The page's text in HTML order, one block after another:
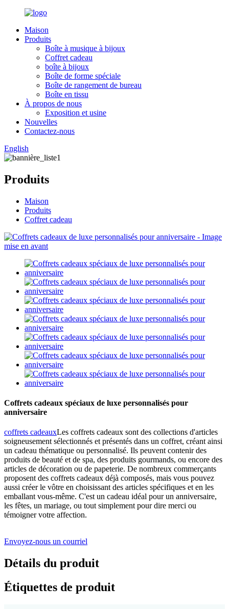
Maison
Produits
Boîte à musique à bijoux
Coffret cadeau
boîte à bijoux
Boîte de forme spéciale
Boîte de rangement de bureau
Boîte en tissu
À propos de nous
Exposition et usine
Nouvelles
Contactez-nous
English
Produits
Maison
Produits
Coffret cadeau
Coffrets cadeaux spéciaux de luxe personnalisés pour
anniversaire
coffrets cadeauxLes coffrets cadeaux sont des collections d'articles
soigneusement sélectionnés et présentés dans un coffret, créant ainsi
un cadeau thématique ou personnalisé. Ils peuvent contenir des
produits de beauté et de spa, des produits gourmands, ou encore des
articles de décoration ou de papeterie. De nombreux commerçants
proposent des coffrets cadeaux déjà composés, mais vous pouvez
aussi créer le vôtre en choisissant des articles spécifiques et en les
emballant vous-même. C'est un cadeau idéal pour un anniversaire,
les fêtes, un mariage, ou tout simplement pour dire merci ou
témoigner votre affection.
Envoyez-nous un courriel
Détails du produit
Étiquettes de produit